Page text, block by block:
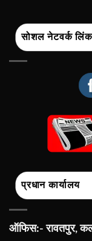
सोशल नेटवर्क लिंक
प्रधान कार्यालय
ऑफिस:- रावतपुर,